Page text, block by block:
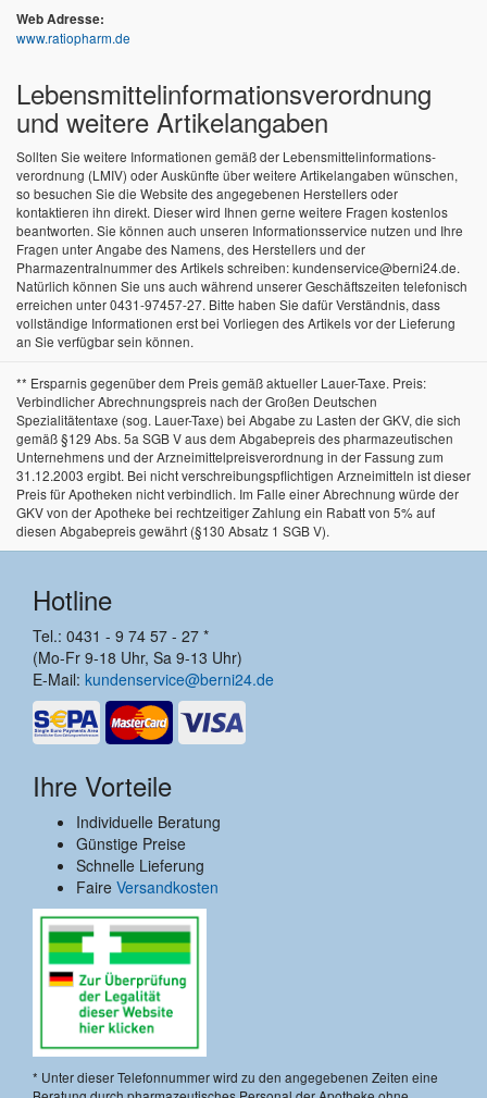
Web Adresse:
www.ratiopharm.de
Lebensmittel­informations­verordnung
und weitere Artikelangaben
Sollten Sie weitere Informationen gemäß der Lebensmittel­informations­
verordnung (LMIV) oder Auskünfte über weitere Artikelangaben wünschen,
so besuchen Sie die Website des angegebenen Herstellers oder
kontaktieren ihn direkt. Dieser wird Ihnen gerne weitere Fragen kostenlos
beantworten. Sie können auch unseren Informationsservice nutzen und Ihre
Fragen unter Angabe des Namens, des Herstellers und der
Pharmazentralnummer des Artikels schreiben: kundenservice@berni24.de.
Natürlich können Sie uns auch während unserer Geschäftszeiten telefonisch
erreichen unter 0431-97457-27. Bitte haben Sie dafür Verständnis, dass
vollständige Informationen erst bei Vorliegen des Artikels vor der Lieferung
an Sie verfügbar sein können.
** Ersparnis gegenüber dem Preis gemäß aktueller Lauer-Taxe. Preis:
Verbindlicher Abrechnungspreis nach der Großen Deutschen
Spezialitätentaxe (sog. Lauer-Taxe) bei Abgabe zu Lasten der GKV, die sich
gemäß §129 Abs. 5a SGB V aus dem Abgabepreis des pharmazeutischen
Unternehmens und der Arzneimittelpreisverordnung in der Fassung zum
31.12.2003 ergibt. Bei nicht verschreibungspflichtigen Arzneimitteln ist dieser
Preis für Apotheken nicht verbindlich. Im Falle einer Abrechnung würde der
GKV von der Apotheke bei rechtzeitiger Zahlung ein Rabatt von 5% auf
diesen Abgabepreis gewährt (§130 Absatz 1 SGB V).
Hotline
Tel.: 0431 - 9 74 57 - 27 *
(Mo-Fr 9-18 Uhr, Sa 9-13 Uhr)
E-Mail: kundenservice@berni24.de
Ihre Vorteile
Individuelle Beratung
Günstige Preise
Schnelle Lieferung
Faire Versandkosten
* Unter dieser Telefonnummer wird zu den angegebenen Zeiten eine